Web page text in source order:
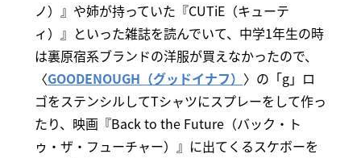
ノ）』や姉が持っていた『CUTiE（キューテ
ィ）』といった雑誌を読んでいて、中学1年生の時
は裏原宿系ブランドの洋服が買えなかったので、
〈GOODENOUGH（グッドイナフ） 〉の「g」ロ
ゴをステンシルしてTシャツにスプレーをして作っ
たり、映画『Back to the Future（バック・ト
ゥ・ザ・フューチャー）』に出てくるスケボーを